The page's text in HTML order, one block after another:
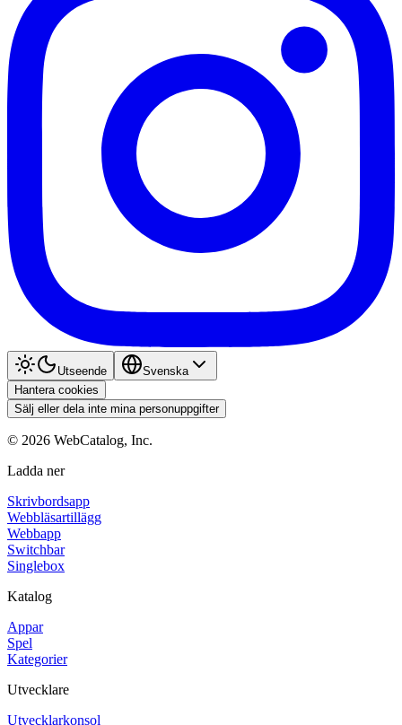
Utseende
Svenska
Hantera cookies
Sälj eller dela inte mina personuppgifter
© 2026 WebCatalog, Inc.
Ladda ner
Skrivbordsapp
Webbläsartillägg
Webbapp
Switchbar
Singlebox
Katalog
Appar
Spel
Kategorier
Utvecklare
Utvecklarkonsol